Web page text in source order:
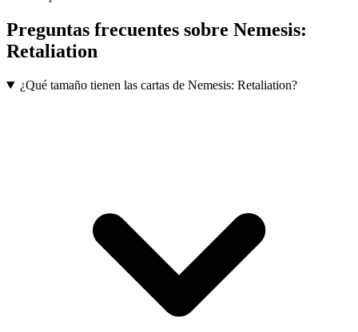
Preguntas frecuentes sobre Nemesis:
Retaliation
¿Qué tamaño tienen las cartas de Nemesis: Retaliation?